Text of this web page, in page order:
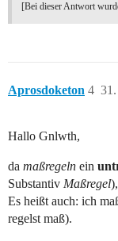
[Bei dieser Antwort
Aprosdoketon 4
Hallo Gnlwth,
da maßregeln ein
Substantiv Maßregel
Es heißt auch: ich
regelst maß).